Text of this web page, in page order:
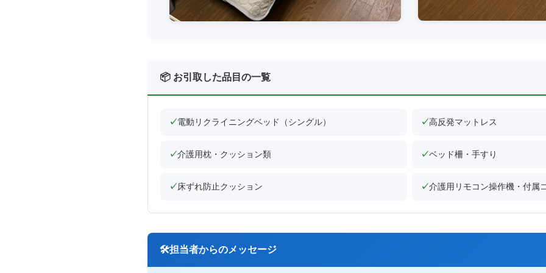
📦 お引取した品目の一覧
✓電動リクライニングベッド（シングル） ✓高反発マットレス
✓介護用枕・クッション類 ✓ベッド柵・手すり
✓床ずれ防止クッション ✓介護用リモコン操作機・付属
🛠担当者からのメッセージ